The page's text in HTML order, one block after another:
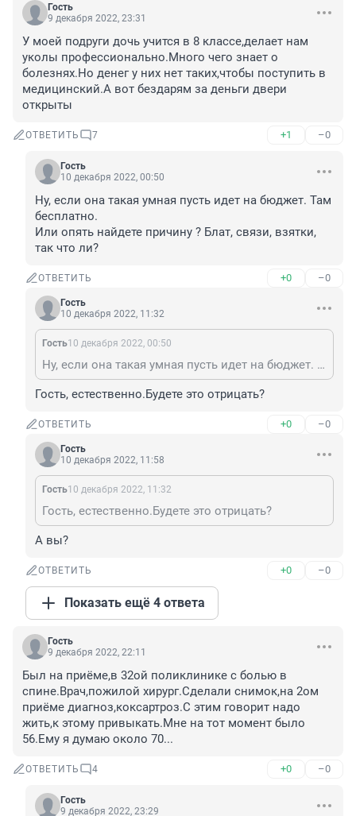
Гость
9 декабря 2022, 23:31
У моей подруги дочь учится в 8 классе,делает нам
уколы профессионально.Много чего знает о
болезнях.Но денег у них нет таких,чтобы поступить в
медицинский.А вот бездарям за деньги двери
открыты
ОТВЕТИТЬ 7 +1 –0
Гость
10 декабря 2022, 00:50
Ну, если она такая умная пусть идет на бюджет. Там
бесплатно.
Или опять найдете причину ? Блат, связи, взятки,
так что ли?
ОТВЕТИТЬ +0 –0
Гость
10 декабря 2022, 11:32
Гость10 декабря 2022, 00:50
Ну, если она такая умная пусть идет на бюджет. Там бесплатно. Или опять найдете причину ? Блат, связи, взятки, так что ли?
Гость, естественно.Будете это отрицать?
ОТВЕТИТЬ +0 –0
Гость
10 декабря 2022, 11:58
Гость10 декабря 2022, 11:32
Гость, естественно.Будете это отрицать?
А вы?
ОТВЕТИТЬ +0 –0
Показать ещё 4 ответа
Гость
9 декабря 2022, 22:11
Был на приёме,в 32ой поликлинике с болью в
спине.Врач,пожилой хирург.Сделали снимок,на 2ом
приёме диагноз,коксартроз.С этим говорит надо
жить,к этому привыкать.Мне на тот момент было
56.Ему я думаю около 70...
ОТВЕТИТЬ 4 +0 –0
Гость
9 декабря 2022, 23:29